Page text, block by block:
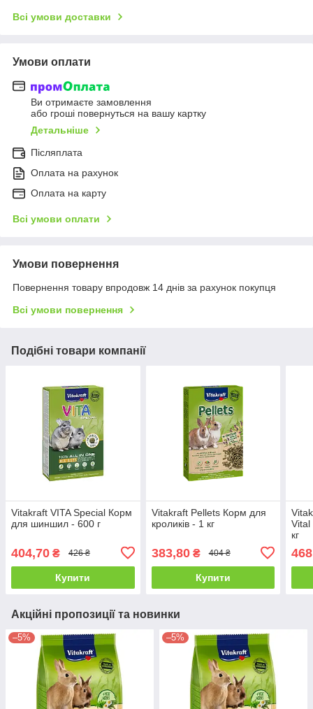
Всі умови доставки
Умови оплати
Ви отримаєте замовлення
або гроші повернуться на вашу картку
Детальніше
Післяплата
Оплата на рахунок
Оплата на карту
Всі умови оплати
Умови повернення
Повернення товару впродовж 14 днів за рахунок покупця
Всі умови повернення
Подібні товари компанії
Vitakraft VITA Special Корм
для шиншил - 600 г
404,70 ₴ 426 ₴
Купити
Vitakraft Pellets Корм для
кроликів - 1 кг
383,80₴ 404 ₴
Купити
Vital
кг
Акційні пропозиції та новинки
–5% –5%